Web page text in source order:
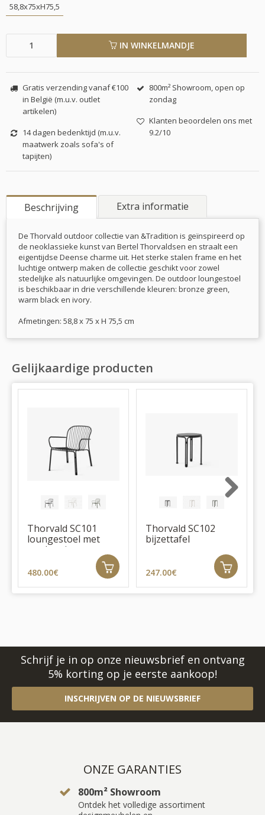
58,8x75xH75,5
IN WINKELMANDJE
Gratis verzending vanaf €100
in België (m.u.v. outlet
artikelen)
14 dagen bedenktijd (m.u.v.
maatwerk zoals sofa's of
tapijten)
800m² Showroom, open op
zondag
Klanten beoordelen ons met
9.2/10
Beschrijving Extra informatie
De Thorvald outdoor collectie van &Tradition is geïnspireerd op
de neoklassieke kunst van Bertel Thorvaldsen en straalt een
eigentijdse Deense charme uit. Het sterke stalen frame en het
luchtige ontwerp maken de collectie geschikt voor zowel
stedelijke als natuurlijke omgevingen. De outdoor loungestoel
is beschikbaar in drie verschillende kleuren: bronze green,
warm black en ivory.
Afmetingen: 58,8 x 75 x H 75,5 cm
Gelijkaardige producten
Thorvald SC101
loungestoel met
armleuning
480.00€
Thorvald SC102
bijzettafel
247.00€
Schrijf je in op onze nieuwsbrief en ontvang
5% korting op je eerste aankoop!
INSCHRIJVEN OP DE NIEUWSBRIEF
ONZE GARANTIES
800m² Showroom
Ontdek het volledige assortiment